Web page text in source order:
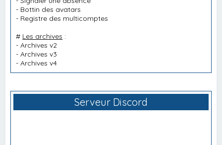
- Bottin des avatars
- Registre des multicomptes
# Les archives :
-Archives v2
-Archives v3
-Archives v4
Serveur Discord